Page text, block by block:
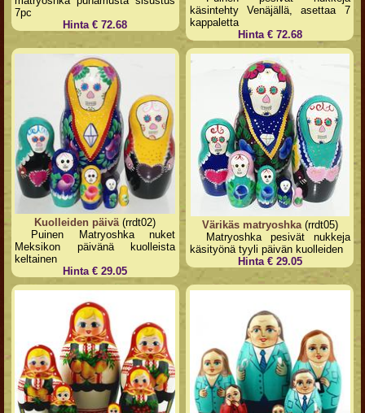
7pc
Hinta € 72.68
käsintehty Venäjällä, asettaa 7
kappaletta
Hinta € 72.68
Kuolleiden päivä(rrdt02)
Puinen Matryoshka nuket
Meksikon päivänä kuolleista
keltainen
Hinta € 29.05
Värikäs matryoshka(rrdt05)
Matryoshka pesivät nukkeja
käsityönä tyyli päivän kuolleiden
Hinta € 29.05